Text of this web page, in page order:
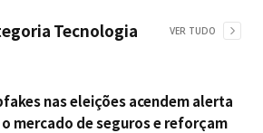
Tecnologia VER TUDO
nas eleições acendem alerta
o mercado de seguros e reforçam